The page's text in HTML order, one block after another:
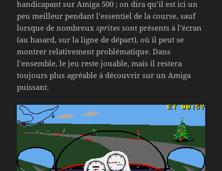
handicapant sur Amiga 500 ; on dira qu’il est ici un
peu meilleur pendant l’essentiel de la course, sauf
lorsque de nombreuxsprites sont présents à l’écran
(au hasard, sur la ligne de départ), où il peut se
montrer relativement problématique. Dans
l’ensemble, le jeu reste jouable, mais il restera
toujours plus agréable à découvrir sur un Amiga
puissant.